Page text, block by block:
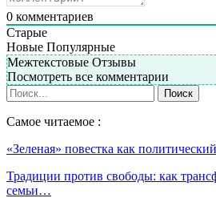
0 комментариев
Старые
Новые Популярные
Межтекстовые Отзывы
Посмотреть все комментарии
Самое читаемое :
«Зеленая» повестка как
Традиции против свободы: как
семьи…